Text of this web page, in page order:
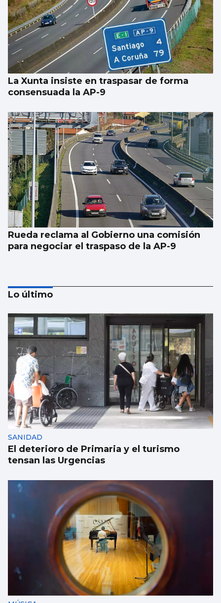
La Xunta insiste en traspasar de forma
consensuada la AP-9
Rueda reclama al Gobierno una comisión
para negociar el traspaso de la AP-9
Vivienda y dependencia, ejes de los
presupuestos gallegos de 2027
Lo último
SANIDAD
El deterioro de Primaria y el turismo
tensan las Urgencias